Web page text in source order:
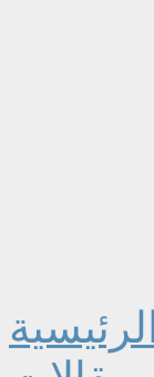
الرئيسية